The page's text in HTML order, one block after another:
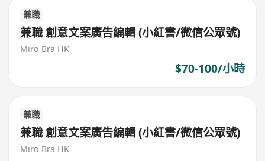
兼職
兼職 創意文案廣告編輯 (小紅書/微信公眾號)
Miro Bra HK
$70-100/小時
兼職
兼職 創意文案廣告編輯 (小紅書/微信公眾號)
Miro Bra HK